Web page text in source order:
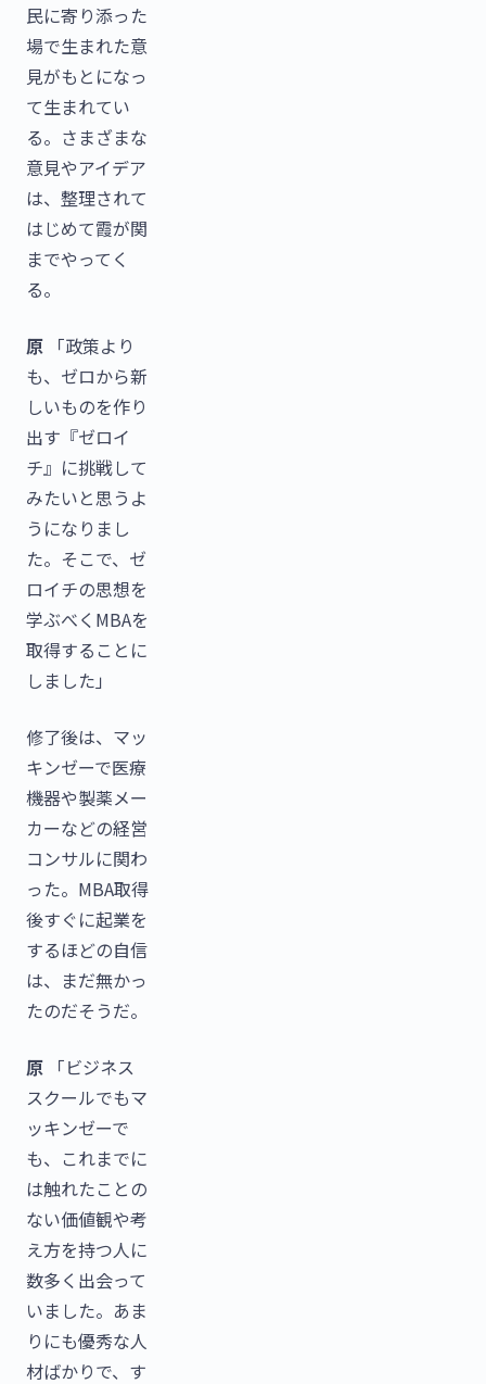
民に寄り添った
場で生まれた意
見がもとになっ
て生まれてい
る。さまざまな
意見やアイデア
は、整理されて
はじめて霞が関
までやってく
る。
原 「政策より
も、ゼロから新
しいものを作り
出す『ゼロイ
チ』に挑戦して
みたいと思うよ
うになりまし
た。そこで、ゼ
ロイチの思想を
学ぶべくMBAを
取得することに
しました」
修了後は、マッ
キンゼーで医療
機器や製薬メー
カーなどの経営
コンサルに関わ
った。MBA取得
後すぐに起業を
するほどの自信
は、まだ無かっ
たのだそうだ。
原 「ビジネス
スクールでもマ
ッキンゼーで
も、これまでに
は触れたことの
ない価値観や考
え方を持つ人に
数多く出会って
いました。あま
りにも優秀な人
材ばかりで、す